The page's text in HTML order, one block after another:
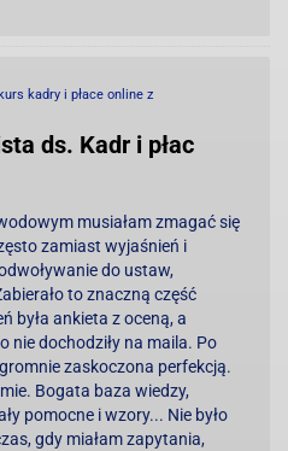
kadry i płace online z
ds. Kadr i płac
musiałam zmagać się
zamiast wyjaśnień i
do ustaw,
to znaczną część
była ankieta z oceną, a
nie dochodziły na maila. Po
zaskoczona perfekcją.
Bogata baza wiedzy,
pomocne i wzory... Nie było
gdy miałam zapytania,